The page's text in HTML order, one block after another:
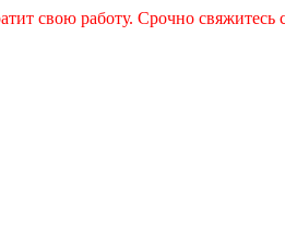
свою работу. Срочно свяжитесь